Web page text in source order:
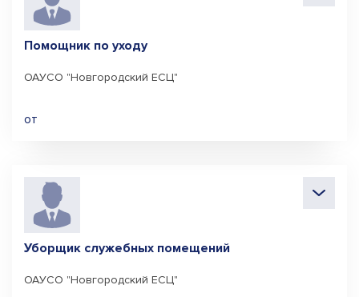
Помощник по уходу
ОАУСО "Новгородский ЕСЦ"
от
Уборщик служебных помещений
ОАУСО "Новгородский ЕСЦ"